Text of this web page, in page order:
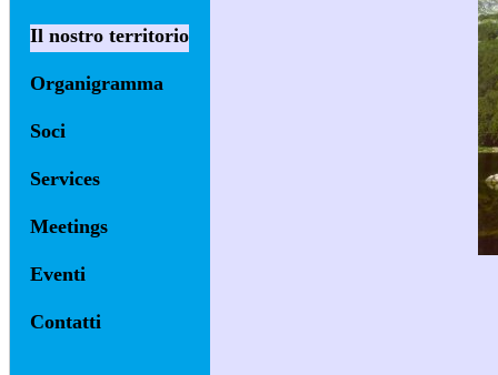
Il nostro territorio
Organigramma
Soci
Services
Meetings
Eventi
Contatti